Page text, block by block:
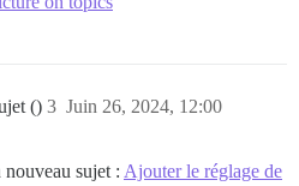
() Juin 26, 2024, 12:00
3
nouveau sujet : Ajouter le réglage de